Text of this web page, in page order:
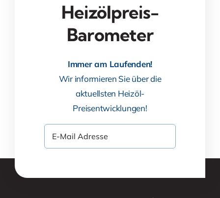
Heizölpreis-
Barometer
Immer am Laufenden!
Wir informieren Sie über die
aktuellsten Heizöl-
Preisentwicklungen!